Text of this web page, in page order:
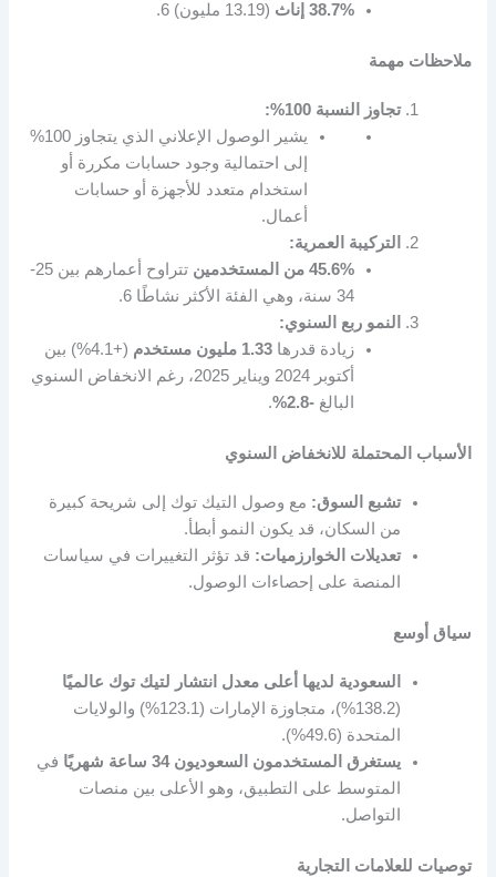
38.7% إناث
(13.19 مليون) 6
.
ملاحظات مهمة
تجاوز النسبة 100%:
يشير الوصول الإعلاني الذي يتجاوز 100%
إلى احتمالية وجود حسابات مكررة أو
استخدام متعدد للأجهزة أو حسابات
أعمال.
التركيبة العمرية:
45.6% من المستخدمين
تتراوح أعمارهم بين 25-
34 سنة، وهي الفئة الأكثر نشاطًا
6
.
النمو ربع السنوي:
زيادة قدرها1.33 مليون مستخدم
(+4.1%) بين
أكتوبر 2024 ويناير 2025، رغم الانخفاض السنوي
البالغ-2.8%
.
الأسباب المحتملة للانخفاض السنوي
تشبع السوق: مع وصول التيك توك إلى شريحة كبيرة
من السكان، قد يكون النمو أبطأ.
تعديلات الخوارزميات: قد تؤثر التغييرات في سياسات
المنصة على إحصاءات الوصول.
سياق أوسع
السعودية لديها أعلى معدل انتشار لتيك توك عالميًا
(138.2%)، متجاوزة الإمارات (123.1%) والولايات
المتحدة (49.6%).
يستغرق المستخدمون السعوديون 34 ساعة شهريًا
في
المتوسط على التطبيق، وهو الأعلى بين منصات
التواصل.
توصيات للعلامات التجارية